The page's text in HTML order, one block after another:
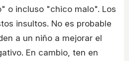
o incluso "chico malo". Los
insultos. No es probable
a un niño a mejorar el
En cambio, ten en